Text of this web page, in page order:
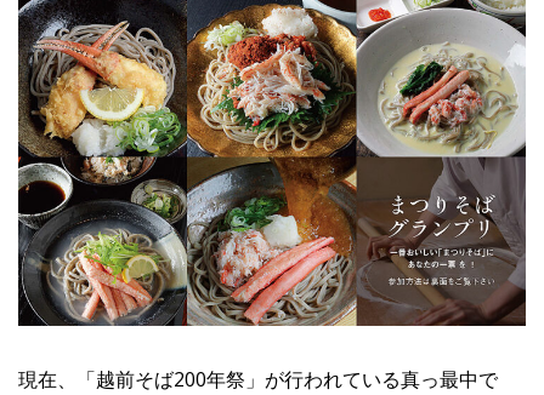
現在、「越前そば200年祭」が行われている真っ最中で